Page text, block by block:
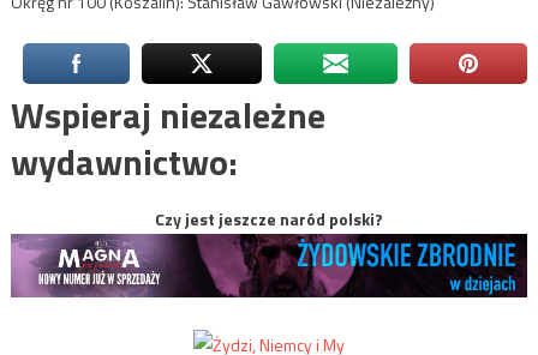
Wspieraj niezależne
wydawnictwo:
Czy jest jeszcze naród polski?